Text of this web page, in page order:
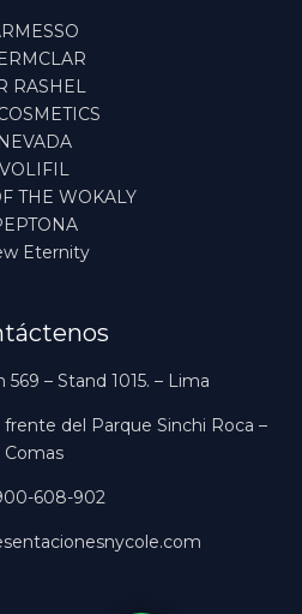
RASHEL
NEVADA
VOLIFIL
THE WOKALY
Eternity
– Stand 1015. – Lima
frente del Parque Sinchi Roca –
Comas
608-902